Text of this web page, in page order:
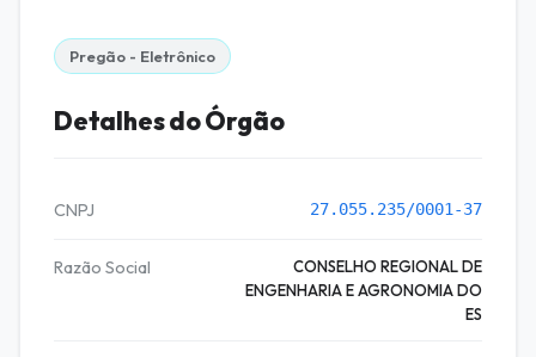
Pregão - Eletrônico
Detalhes do Órgão
CNPJ 27.055.235/0001-37
Razão Social
CONSELHO REGIONAL DE
ENGENHARIA E AGRONOMIA DO
ES